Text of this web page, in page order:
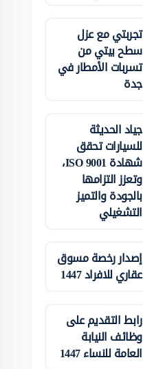
تجربتي مع عزل
سطح بيتي من
تسربات الأمطار في
جدة
جياد الحديثة
للسيارات تحقق
شهادة ISO 9001،
وتعزز التزامها
بالجودة والتميز
التشغيلي
إصدار رخصة مسوق
عقاري للافراد 1447
رابط التقديم على
وظائف النيابة
العامة للنساء 1447